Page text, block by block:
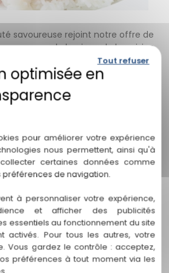
savoureuse rejoint notre offre de
, un grand classique de la cuisine
et gourmande
base aromatique
touche deTabasco pour
long étuvé
est idéal pour une pause
un repas chaud et savoureux.
pour améliorer votre expérience
nous permettent, ainsi qu'à
certaines données comme
préférences de navigation.
à personnaliser votre expérience,
et afficher des publicités
essentiels au fonctionnement du site
activés. Pour tous les autres, votre
Vous gardez le contrôle : acceptez,
préférences à tout moment via les
Tout refuser